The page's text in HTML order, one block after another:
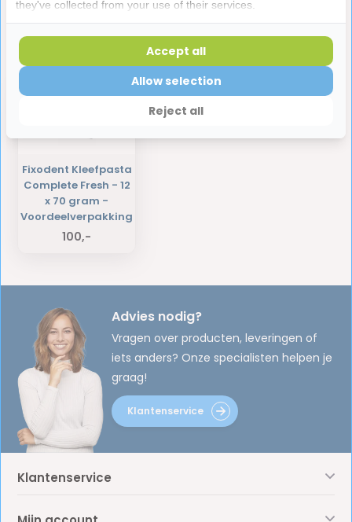
Laatst bekeken producten
Fixodent Kleefpasta
Complete Fresh - 12
x 70 gram -
Voordeelverpakking
100,-
Advies nodig?
Vragen over producten, leveringen of
iets anders? Onze specialisten helpen je
graag!
Klantenservice
Klantenservice
they've collected from your use of their services.
Reject all
Allow selection
Accept all